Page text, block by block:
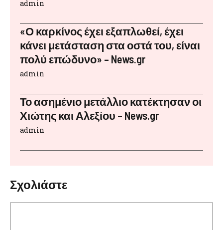
admin
«Ο καρκίνος έχει εξαπλωθεί, έχει
κάνει μετάσταση στα οστά του, είναι
πολύ επώδυνο» – News.gr
admin
Το ασημένιο μετάλλιο κατέκτησαν οι
Χιώτης και Αλεξίου – News.gr
admin
Σχολιάστε